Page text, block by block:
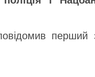
перший